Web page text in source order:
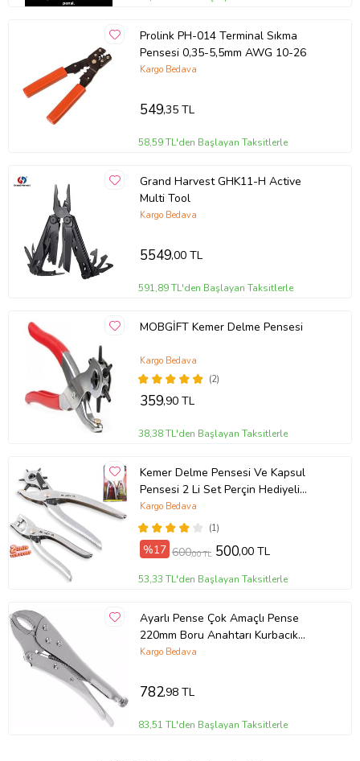
Prolink PH-014 Terminal Sıkma
Pensesi 0,35-5,5mm AWG 10-26
Kargo Bedava
549,35 TL
58,59 TL'den Başlayan Taksitlerle
Grand Harvest GHK11-H Active
Multi Tool
Kargo Bedava
5549,00 TL
591,89 TL'den Başlayan Taksitlerle
MOBGİFT Kemer Delme Pensesi
(2)
Kargo Bedava
359,90 TL
38,38 TL'den Başlayan Taksitlerle
Kemer Delme Pensesi Ve Kapsul
Pensesi 2 Li Set Perçin Hediyeli
Perçin Makinası Kemer Delici
(1)
Kargo Bedava
%17 600,00 TL 500,00 TL
53,33 TL'den Başlayan Taksitlerle
Ayarlı Pense Çok Amaçlı Pense
220mm Boru Anahtarı Kurbacık
Anahtar Çok Amaçlı
Kargo Bedava
782,98 TL
83,51 TL'den Başlayan Taksitlerle